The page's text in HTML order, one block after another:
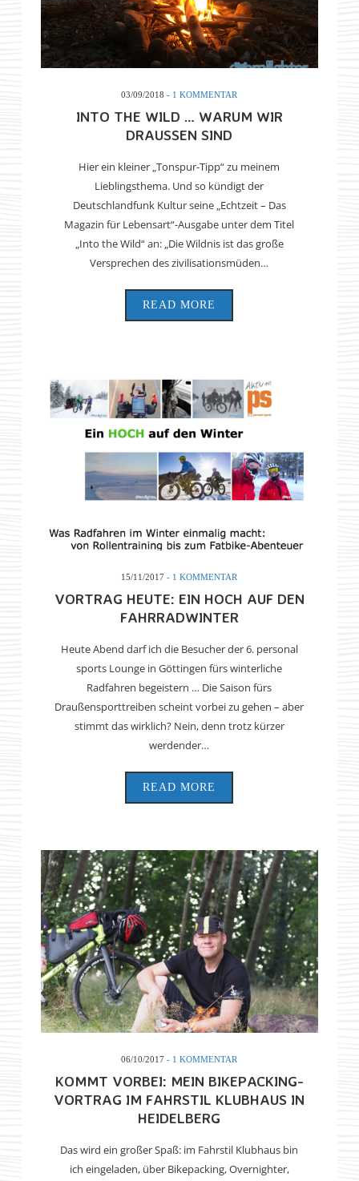
03/09/2018- 1 KOMMENTAR
INTO THE WILD … WARUM WIR
DRAUSSEN SIND
Hier ein kleiner „Tonspur-Tipp“ zu meinem
Lieblingsthema. Und so kündigt der
Deutschlandfunk Kultur seine „Echtzeit – Das
Magazin für Lebensart“-Ausgabe unter dem Titel
„Into the Wild“ an: „Die Wildnis ist das große
Versprechen des zivilisationsmüden…
READ MORE
15/11/2017- 1 KOMMENTAR
VORTRAG HEUTE: EIN HOCH AUF DEN
FAHRRADWINTER
Heute Abend darf ich die Besucher der 6. personal
sports Lounge in Göttingen fürs winterliche
Radfahren begeistern … Die Saison fürs
Draußensporttreiben scheint vorbei zu gehen – aber
stimmt das wirklich? Nein, denn trotz kürzer
werdender…
READ MORE
06/10/2017- 1 KOMMENTAR
KOMMT VORBEI: MEIN BIKEPACKING-
VORTRAG IM FAHRSTIL KLUBHAUS IN
HEIDELBERG
Das wird ein großer Spaß: im Fahrstil Klubhaus bin
ich eingeladen, über Bikepacking, Overnighter,